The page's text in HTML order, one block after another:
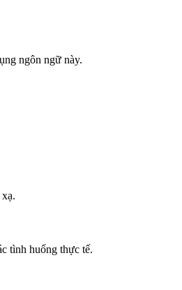
ngôn ngữ này.
tình huống thực tế.